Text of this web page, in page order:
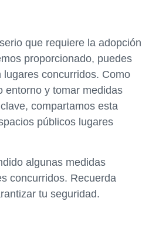
que requiere la adopción
proporcionado, puedes
concurridos. Como
entorno y tomar medidas
compartamos esta
públicos lugares
algunas medidas
concurridos. Recuerda
tu seguridad.